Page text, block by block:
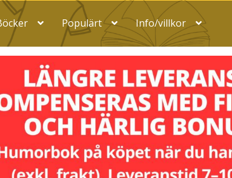
Populärt Info/villkor